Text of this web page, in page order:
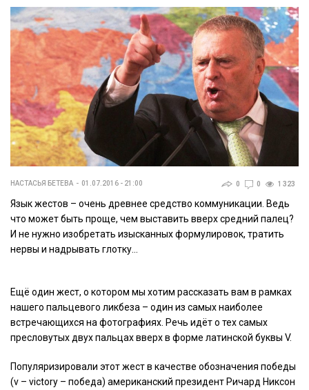
НАСТАСЬЯ БЕТЕВА 01.07.2016 - 21:00 0 0 1 323
Язык жестов – очень древнее средство коммуникации. Ведь
что может быть проще, чем выставить вверх средний палец?
И не нужно изобретать изысканных формулировок, тратить
нервы и надрывать глотку…
Ещё один жест, о котором мы хотим рассказать вам в рамках
нашего пальцевого ликбеза – один из самых наиболее
встречающихся на фотографиях. Речь идёт о тех самых
пресловутых двух пальцах вверх в форме латинской буквы V.
Популяризировали этот жест в качестве обозначения победы
(v – victory – победа) американский президент Ричард Никсон